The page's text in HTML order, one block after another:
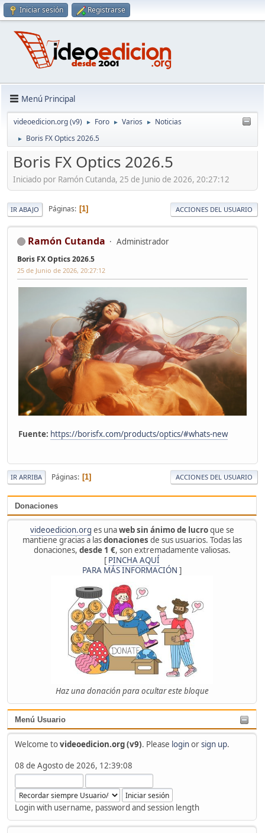
Iniciar sesión Registrarse
Menú Principal
videoedicion.org (v9) ► Foro ► Varios ► Noticias
► Boris FX Optics 2026.5
Donaciones
videoedicion.org es unaweb sin ánimo de lucroque se
mantiene gracias a lasdonaciones de sus usuarios. Todas las
donaciones, desde 1 €, son extremadamente valiosas.
[ PINCHA AQUÍ
PARA MÁS INFORMACIÓN ]
Haz una donación para ocultar este bloque
Menú Usuario
Welcome tovideoedicion.org (v9). Please loginorsign up.
08 de Agosto de 2026, 12:39:08
Login with username, password and session length
Boris FX Optics 2026.5
Iniciado por Ramón Cutanda, 25 de Junio de 2026, 20:27:12
IR ABAJO Páginas 1 ACCIONES DEL USUARIO
Ramón Cutanda Administrador
Boris FX Optics 2026.5
25 de Junio de 2026, 20:27:12
Fuente: https://borisfx.com/products/optics/#whats-new
IR ARRIBA Páginas 1 ACCIONES DEL USUARIO